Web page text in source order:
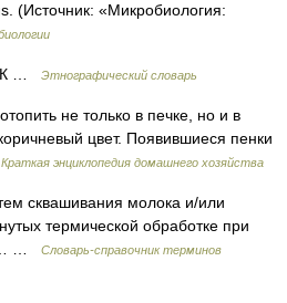
(Источник: «Микробиология:
… Этнографический словарь
не только в печке, но и в
цвет. Появившиеся пенки
Краткая энциклопедия домашнего хозяйства
сквашивания молока и/или
термической обработке при
…
Словарь-справочник терминов